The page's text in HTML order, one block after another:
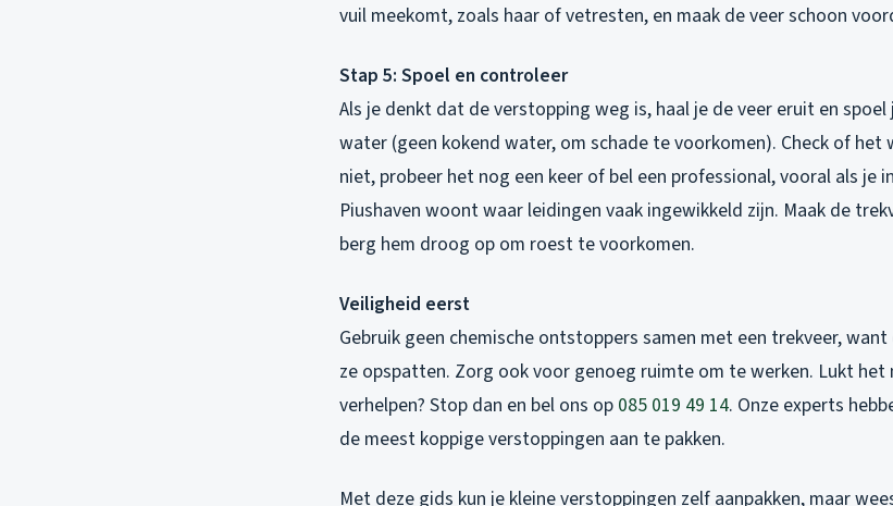
vuil meekomt, zoals haar of vetresten, en maak de veer schoon
Stap 5: Spoel en controleer
Als je denkt dat de verstopping weg is, haal je de veer eruit en
water (geen kokend water, om schade te voorkomen). Check of
niet, probeer het nog een keer of bel een professional, vooral als je
Piushaven woont waar leidingen vaak ingewikkeld zijn. Maak de
berg hem droog op om roest te voorkomen.
Veiligheid eerst
Gebruik geen chemische ontstoppers samen met een trekveer,
ze opspatten. Zorg ook voor genoeg ruimte om te werken. Lukt
verhelpen? Stop dan en bel ons op 085 019 49 14. Onze experts
de meest koppige verstoppingen aan te pakken.
Met deze gids kun je kleine verstoppingen zelf aanpakken, maar